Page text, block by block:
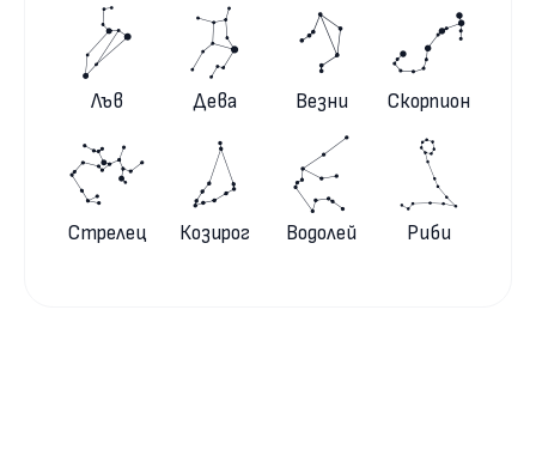
Лъв Дева Везни Скорпион
Стрелец Козирог Водолей Риби